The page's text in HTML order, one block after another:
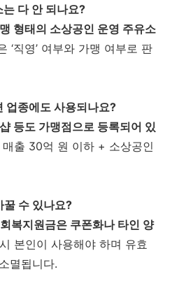
다 안 되나요?
형태의 소상공인 운영 주유소
‘직영’ 여부와 가맹 여부로 판
업종에도 사용되나요?
등도 가맹점으로 등록되어 있
매출 30억 원 이하 + 소상공인
수 있나요?
복지원금은 쿠폰화나 타인 양
본인이 사용해야 하며 유효
멸됩니다.